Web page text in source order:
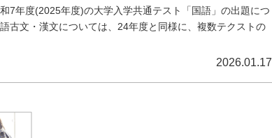
7年度(2025年度)の大学入学共通テスト「国語」の出題につ
古文・漢文については、24年度と同様に、複数テクストの
2026.01.17